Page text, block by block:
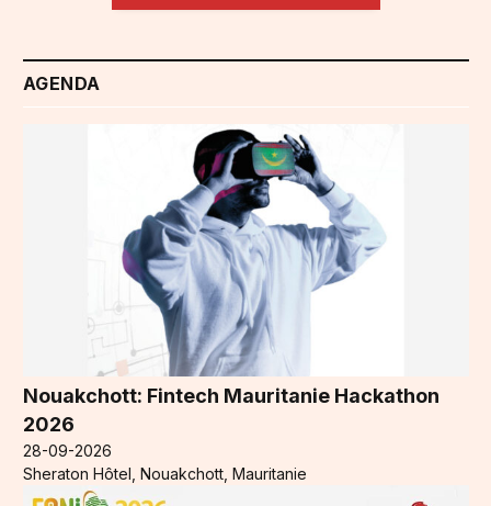
AGENDA
Nouakchott: Fintech Mauritanie Hackathon
2026
28-09-2026
Sheraton Hôtel, Nouakchott, Mauritanie